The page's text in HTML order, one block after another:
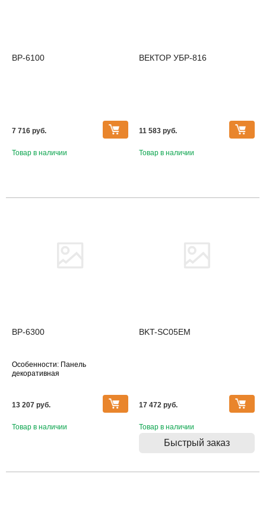
BP-6100
7 716 pуб.
Товар в наличии
ВЕКТОР УБР-816
11 583 pуб.
Товар в наличии
BP-6300
Особенности: Панель
декоративная
13 207 pуб.
Товар в наличии
BKT-SC05EM
17 472 pуб.
Товар в наличии
Быстрый заказ